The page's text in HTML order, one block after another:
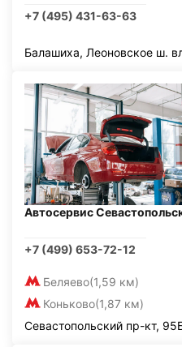
+7 (495) 431-63-63
Балашиха, Леоновское ш.
Автосервис
+7 (499) 653-72-12
Беляево(1,59 км)
Коньково(1,87 км)
Севастопольский пр-кт,